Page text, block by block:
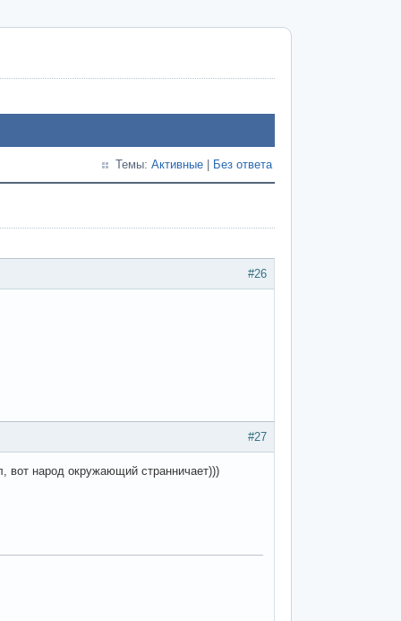
Темы: Активные Без ответа
#26
#27
вот народ окружающий странничает)))